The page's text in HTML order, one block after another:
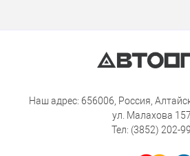
Наш адрес: 656006, Россия,
ул. Малахова
Тел: (3852) 202-